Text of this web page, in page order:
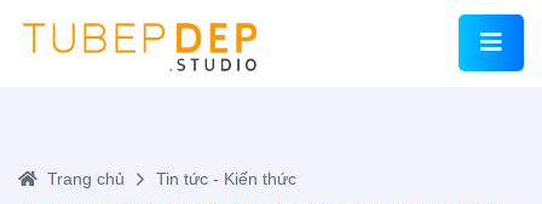
Trang chủ
Tin tức - Kiến thức